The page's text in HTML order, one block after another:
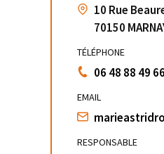
10 Rue
70150
TÉLÉPHONE
06 48 88 49 66
EMAIL
RESPONSABLE